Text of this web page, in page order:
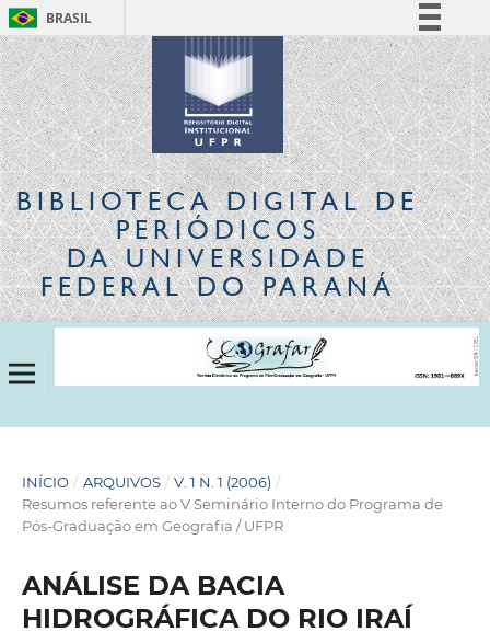
BRASIL
Simplifique!
Comunica BR
Participe
Acesso à informação
Legislação
Canais
BIBLIOTECA DIGITALDE
PERIÓDICOS
DA UNIVERSIDADE
FEDERAL DO PARANÁ
INÍCIO / ARQUIVOS / V. 1 N. 1 (2006) /
Resumos referente ao V Seminário Interno do Programa de
Pós-Graduação em Geografia / UFPR
ANÁLISE DA BACIA
HIDROGRÁFICA DO RIO IRAÍ